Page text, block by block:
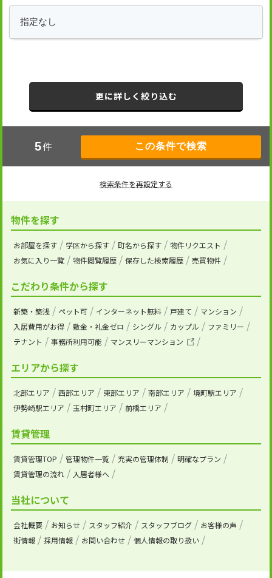
更に詳しく絞り込む
5件
検索条件を再設定する
物件を探す
お部屋を探す 学区から探す 町名から探す
物件リクエスト
お気に入り一覧
物件閲覧履歴 保存した検索履歴 売買物件
こだわり条件から探す
新築・築浅 ペット可 インターネット無料 戸建て
マンション
入居費用がお得
敷金・礼金ゼロ シングル カップル
ファミリー
テナント
事務所利用可能 マンスリーマンション
エリアから探す
北部エリア 西部エリア 東部エリア 南部エリア
境町駅エリア
伊勢崎駅エリア
玉村町エリア 前橋エリア
賃貸管理
賃貸管理TOP 管理物件一覧 充実の管理体制
明確なプラン
賃貸管理の流れ
入居者様へ
当社について
会社概要 お知らせ スタッフ紹介 スタッフブログ
お客様の声
街情報
採用情報 お問い合わせ 個人情報の取り扱い